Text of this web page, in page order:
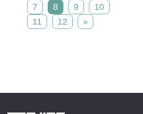
7
8 9
10
11
12 »